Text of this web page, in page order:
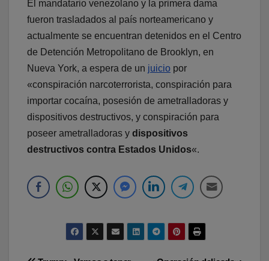
El mandatario venezolano y la primera dama
fueron trasladados al país norteamericano y
actualmente se encuentran detenidos en el Centro
de Detención Metropolitano de Brooklyn, en
Nueva York, a espera de un juicio por
«conspiración narcoterrorista, conspiración para
importar cocaína, posesión de ametralladoras y
dispositivos destructivos, y conspiración para
poseer ametralladoras y dispositivos
destructivos contra Estados Unidos«.